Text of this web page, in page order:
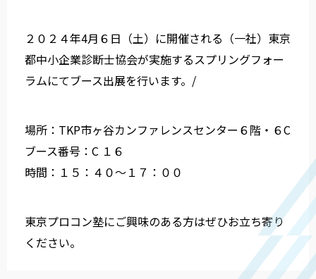
２０２４年4月６日（土）に開催される（一社）東京
都中小企業診断士協会が実施するスプリングフォー
ラムにてブース出展を行います。/
場所：TKP市ヶ谷カンファレンスセンター６階・６C
ブース番号：C １６
時間：１５：４０～１７：００
東京プロコン塾にご興味のある方はぜひお立ち寄り
ください。